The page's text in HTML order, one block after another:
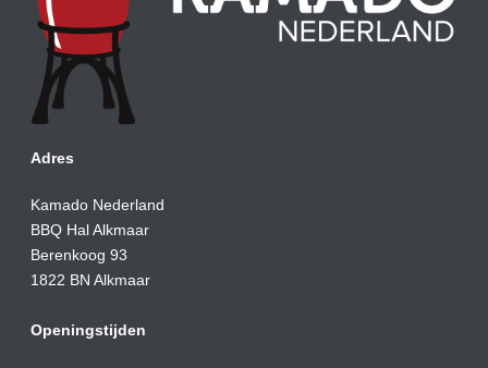
Adres
Kamado Nederland
BBQ Hal Alkmaar
Berenkoog 93
1822 BN Alkmaar
Openingstijden